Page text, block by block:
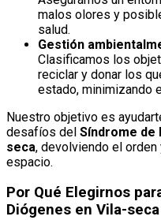
malos olores y
salud.
Gestión
Clasificamos los
reciclar y donar los
estado, minimizando
Nuestro objetivo es
desafíos del Síndrome de
seca, devolviendo el
espacio.
Por Qué Elegirnos
Diógenes en Vila-seca